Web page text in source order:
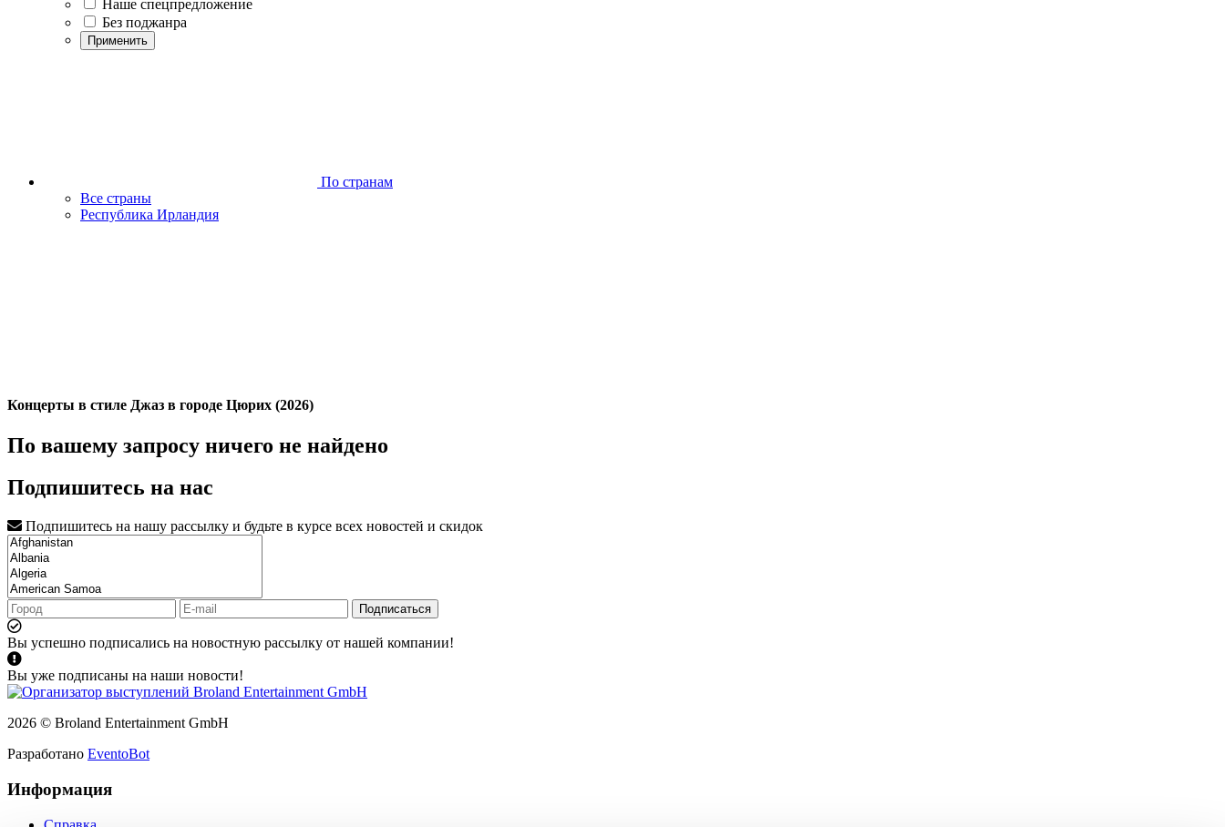
Наше спецпредложение
Без поджанра
Применить
По странам
Все страны
Республика Ирландия
Концерты в стиле Джаз в городе Цюрих (2026)
По вашему запросу ничего не найдено
Подпишитесь на нас
Подпишитесь на нашу рассылку и будьте в курсе всех новостей и скидок
Подписаться
Вы успешно подписались на новостную рассылку от нашей компании!
Вы уже подписаны на наши новости!
2026 © Broland Entertainment GmbH
Разработано EventoBot
Информация